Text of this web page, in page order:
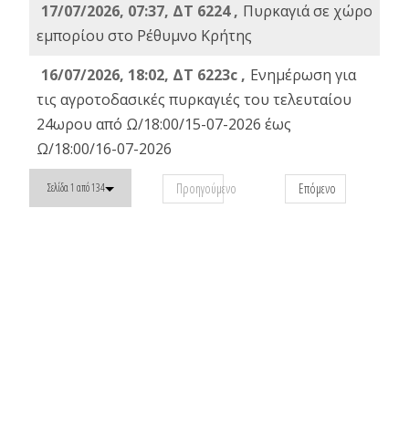
17/07/2026, 07:37, ΔΤ 6224 , Πυρκαγιά σε χώρο
εμπορίου στο Ρέθυμνο Κρήτης
16/07/2026, 18:02, ΔΤ 6223c , Ενημέρωση για
τις αγροτοδασικές πυρκαγιές του τελευταίου
24ωρου από Ω/18:00/15-07-2026 έως
Ω/18:00/16-07-2026
Σελίδα 1 από 134 Προηγούμενο Επόμενο